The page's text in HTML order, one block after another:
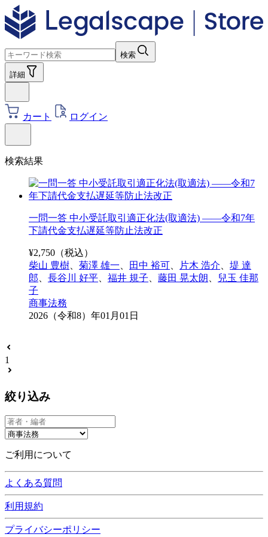
検索
詳細
カート ログイン
検索結果
一問一答 中小受託取引適正化法(取適法) ――令和7年
下請代金支払遅延等防止法改正
¥2,750 （税込）
柴山 豊樹
菊澤 雄一 田中 裕可 片木 浩介
堤 達
郎
長谷川 好平 福井 規子 藤田 晃太朗
兒玉 佳那
子
商事法務
2026（令和8）年01月01日
1
絞り込み
ご利用について
よくある質問
利用規約
プライバシーポリシー